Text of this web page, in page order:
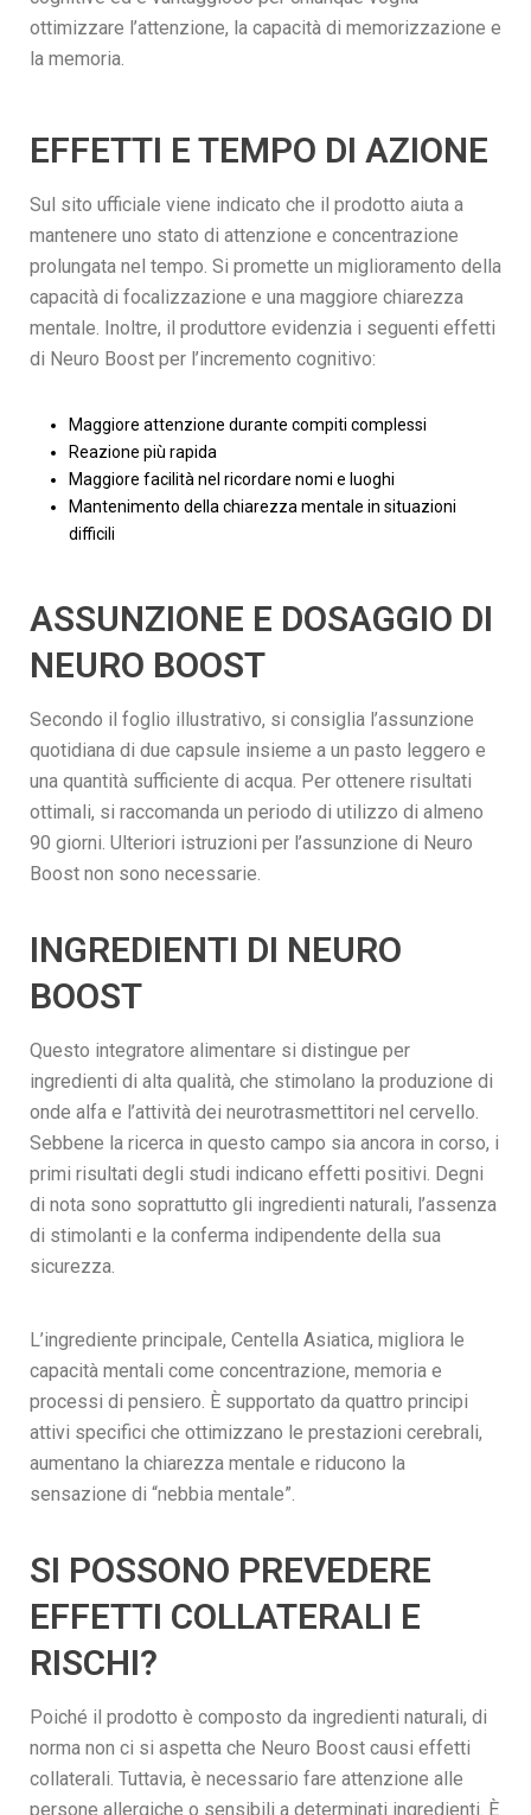
ottimizzare l’attenzione, la capacità di memorizzazione e
la memoria.
EFFETTI E TEMPO DI AZIONE
Sul sito ufficiale viene indicato che il prodotto aiuta a
mantenere uno stato di attenzione e concentrazione
prolungata nel tempo. Si promette un miglioramento della
capacità di focalizzazione e una maggiore chiarezza
mentale. Inoltre, il produttore evidenzia i seguenti effetti
di Neuro Boost per l’incremento cognitivo:
Maggiore attenzione durante compiti complessi
Reazione più rapida
Maggiore facilità nel ricordare nomi e luoghi
Mantenimento della chiarezza mentale in situazioni
difficili
ASSUNZIONE E DOSAGGIO DI
NEURO BOOST
Secondo il foglio illustrativo, si consiglia l’assunzione
quotidiana di due capsule insieme a un pasto leggero e
una quantità sufficiente di acqua. Per ottenere risultati
ottimali, si raccomanda un periodo di utilizzo di almeno
90 giorni. Ulteriori istruzioni per l’assunzione di Neuro
Boost non sono necessarie.
INGREDIENTI DI NEURO
BOOST
Questo integratore alimentare si distingue per
ingredienti di alta qualità, che stimolano la produzione di
onde alfa e l’attività dei neurotrasmettitori nel cervello.
Sebbene la ricerca in questo campo sia ancora in corso, i
primi risultati degli studi indicano effetti positivi. Degni
di nota sono soprattutto gli ingredienti naturali, l’assenza
di stimolanti e la conferma indipendente della sua
sicurezza.
L’ingrediente principale, Centella Asiatica, migliora le
capacità mentali come concentrazione, memoria e
processi di pensiero. È supportato da quattro principi
attivi specifici che ottimizzano le prestazioni cerebrali,
aumentano la chiarezza mentale e riducono la
sensazione di “nebbia mentale”.
SI POSSONO PREVEDERE
EFFETTI COLLATERALI E
RISCHI?
Poiché il prodotto è composto da ingredienti naturali, di
norma non ci si aspetta che Neuro Boost causi effetti
collaterali. Tuttavia, è necessario fare attenzione alle
persone allergiche o sensibili a determinati ingredienti. È